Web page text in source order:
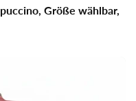
Größe wählbar,